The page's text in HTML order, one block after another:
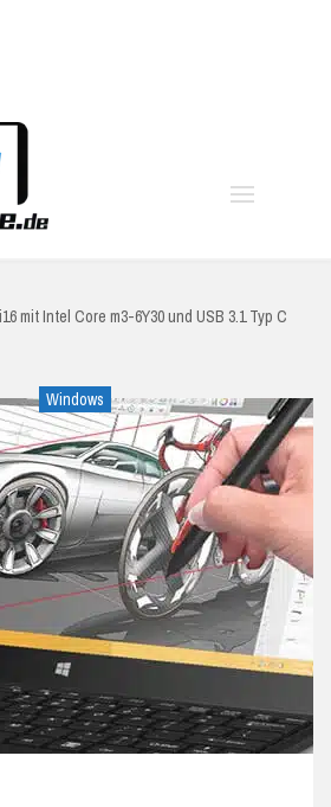
mit Intel Core m3-6Y30 und USB 3.1 Typ C
Windows